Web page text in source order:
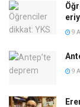
9
9